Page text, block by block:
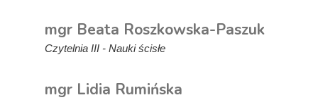
mgr Beata Roszkowska-Paszuk
Czytelnia III - Nauki ścisłe
mgr Lidia Rumińska